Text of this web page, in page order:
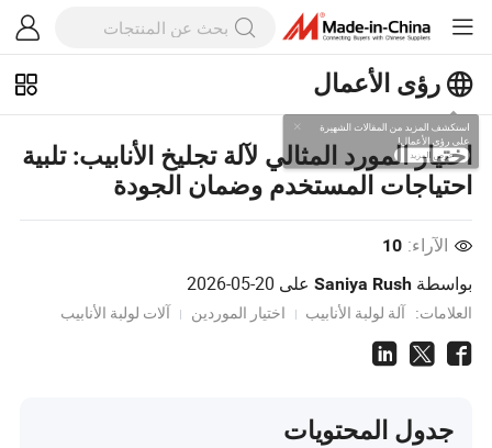
رؤى الأعمال
استكشف المزيد من المقالات الشهيرة
على رؤى الأعمال!
عرض المزيد
اختيار المورد المثالي لآلة تجليخ الأنابيب: تلبية
احتياجات المستخدم وضمان الجودة
الآراء: 10
بواسطةSaniya Rush على 2026-05-20
العلامات: آلة لولبة الأنابيب اختيار الموردين آلات لولبة الأنابيب
جدول المحتويات